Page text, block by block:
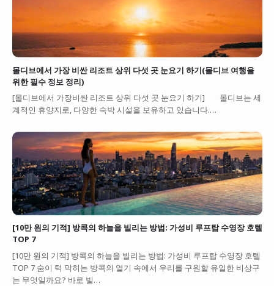
몰디브에서 가장 비싼 리조트 상위 다섯 곳 눈요기 하기(몰디브 여행을
위한 필수 정보 정리)
[몰디브에서 가장비싼 리조트 상위 다섯 곳 눈요기 하기] 몰디브는 세
계적인 휴양지로, 다양한 숙박 시설을 보유하고 있습니다.…
[10만 원의 기적] 방콕의 하늘을 빌리는 방법: 가성비 루프탑 수영장 호텔
TOP 7
[10만 원의 기적] 방콕의 하늘을 빌리는 방법: 가성비 루프탑 수영장 호텔
TOP 7 숨이 턱 막히는 방콕의 열기 속에서 우리를 구원할 유일한 비상구
는 무엇일까요? 바로 빌…